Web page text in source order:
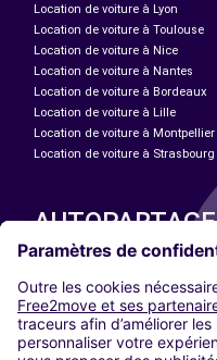
Location de voiture à Lyon
Location de voiture à Toulouse
Location de voiture à Nice
Location de voiture à Nantes
Location de voiture à Bordeaux
Location de voiture à Lille
Location de voiture à Montpellier
Location de voiture à Strasbourg
AUTOPARTAGE
Paris
Madrid
Washington DC
Milan